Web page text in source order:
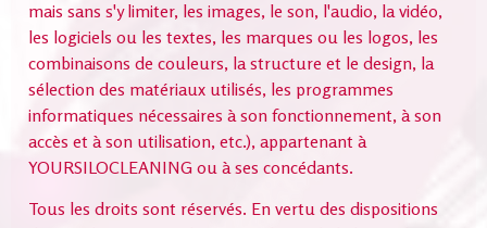
mais sans s'y limiter, les images, le son, l'audio, la vidéo,
les logiciels ou les textes, les marques ou les logos, les
combinaisons de couleurs, la structure et le design, la
sélection des matériaux utilisés, les programmes
informatiques nécessaires à son fonctionnement, à son
accès et à son utilisation, etc.), appartenant à
YOURSILOCLEANING ou à ses concédants.
Tous les droits sont réservés. En vertu des dispositions